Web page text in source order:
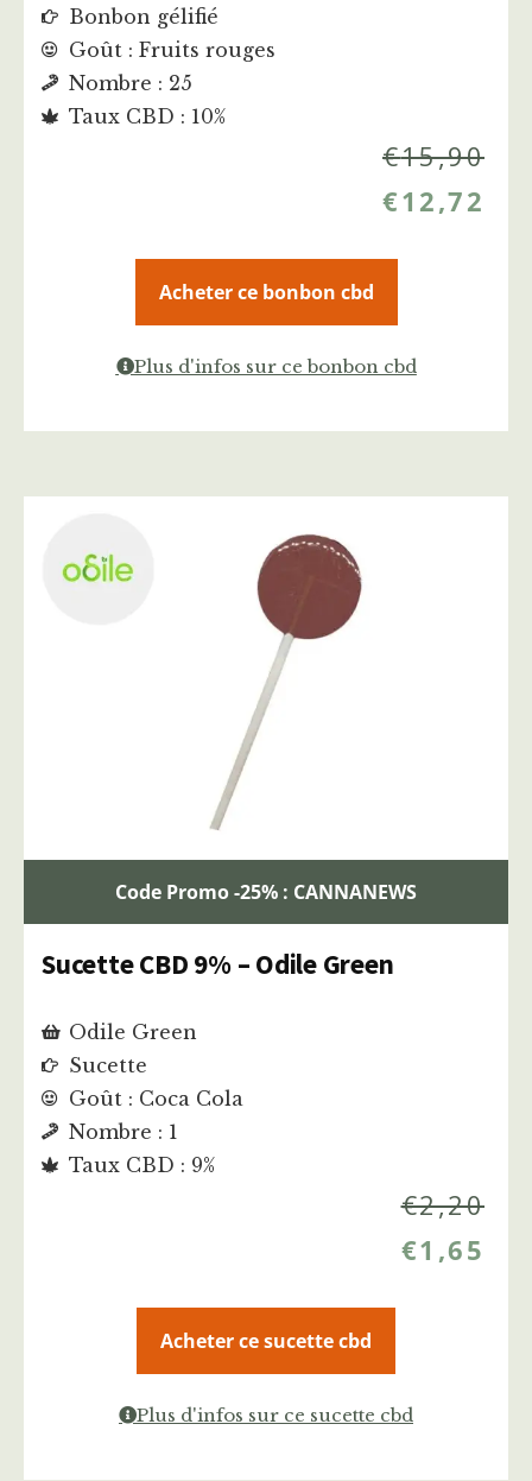
Bonbon gélifié
Goût : Fruits rouges
Nombre : 25
Taux CBD : 10%
€15,90
€12,72
Acheter ce bonbon cbd
Plus d'infos sur ce bonbon cbd
Code Promo -25% : CANNANEWS
Sucette CBD 9% – Odile Green
Odile Green
Sucette
Goût : Coca Cola
Nombre : 1
Taux CBD : 9%
€2,20
€1,65
Acheter ce sucette cbd
Plus d'infos sur ce sucette cbd